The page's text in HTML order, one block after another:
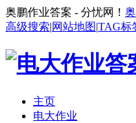
奥鹏作业答案 - 分忧网！
高级搜索|网站地图|TAG标
主页
电大作业